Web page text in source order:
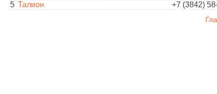
5 Талион +7 (3842)